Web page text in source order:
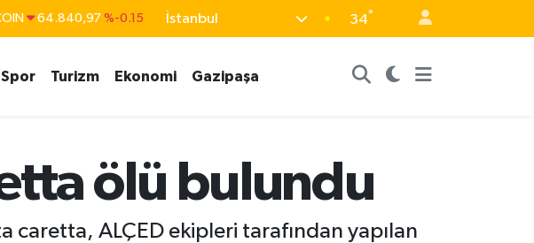
DOLAR 47,7436 %0.18
55,2510 %0.32
BİST100 13.779 %-14
İstanbul 34°
Spor Turizm Ekonomi Gazipaşa
ölü bulundu
caretta, ALÇED ekipleri tarafından yapılan